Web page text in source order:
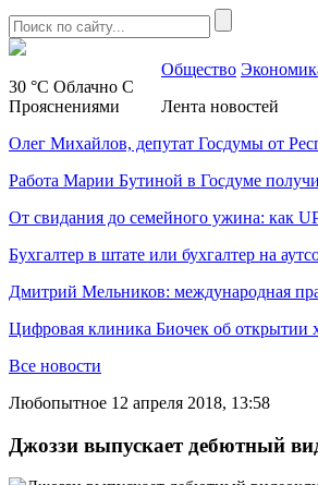
30 °C Облачно С
Прояснениями
Общество
Лента новостей
Олег Михайлов, депутат Госдумы от
Работа Марии Бутиной в Госдуме
От свидания до семейного ужина: как
Бухгалтер в штате или бухгалтер на
Дмитрий Мельников: международная
Цифровая клиника Биочек об открытии
Все новости
Любопытное 12 апреля 2018, 13:58
Джоззи выпускает дебютный